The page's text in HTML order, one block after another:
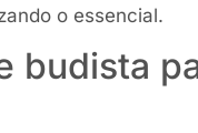
o essencial.
budista